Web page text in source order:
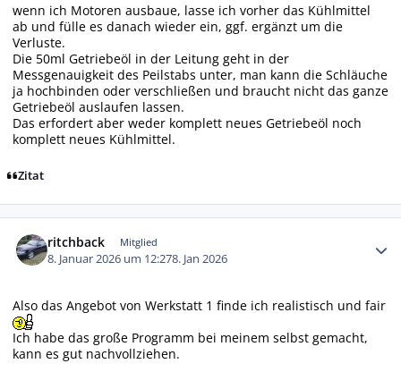
wenn ich Motoren ausbaue, lasse ich vorher das Kühlmittel
ab und fülle es danach wieder ein, ggf. ergänzt um die
Verluste.
Die 50ml Getriebeöl in der Leitung geht in der
Messgenauigkeit des Peilstabs unter, man kann die Schläuche
ja hochbinden oder verschließen und braucht nicht das ganze
Getriebeöl auslaufen lassen.
Das erfordert aber weder komplett neues Getriebeöl noch
komplett neues Kühlmittel.
Zitat
ritchback Mitglied
8. Januar 2026 um 12:278. Jan 2026
Also das Angebot von Werkstatt 1 finde ich realistisch und fair
Ich habe das große Programm bei meinem selbst gemacht,
kann es gut nachvollziehen.